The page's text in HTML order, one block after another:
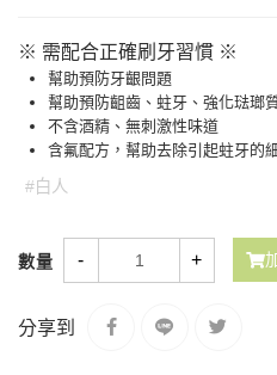
※ 需配合正確刷牙習慣 ※
幫助預防牙齦問題
幫助預防齟齒、蛀牙、強化琺瑯
不含酒精、無刺激性味道
含氟配方，幫助去除引起蛀牙的
#白人
數量 - +
分享到